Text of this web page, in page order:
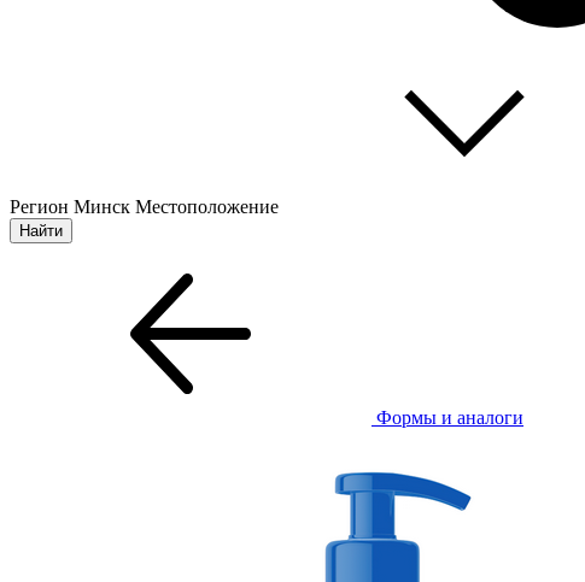
Регион Минск Местоположение
Формы и аналоги